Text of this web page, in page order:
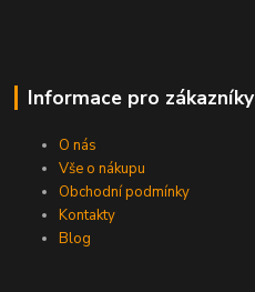
Informace pro zákazníky
O nás
Vše o nákupu
Obchodní podmínky
Kontakty
Blog